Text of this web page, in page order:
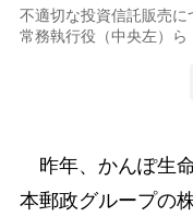
不適切な投資信託販売
常務執行役（中央左）ら
昨年、かんぽ生
本郵政グループの